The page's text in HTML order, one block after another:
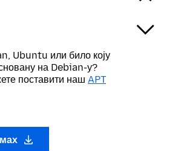
Ubuntu или било коју
на Debian-у?
поставити наш APT